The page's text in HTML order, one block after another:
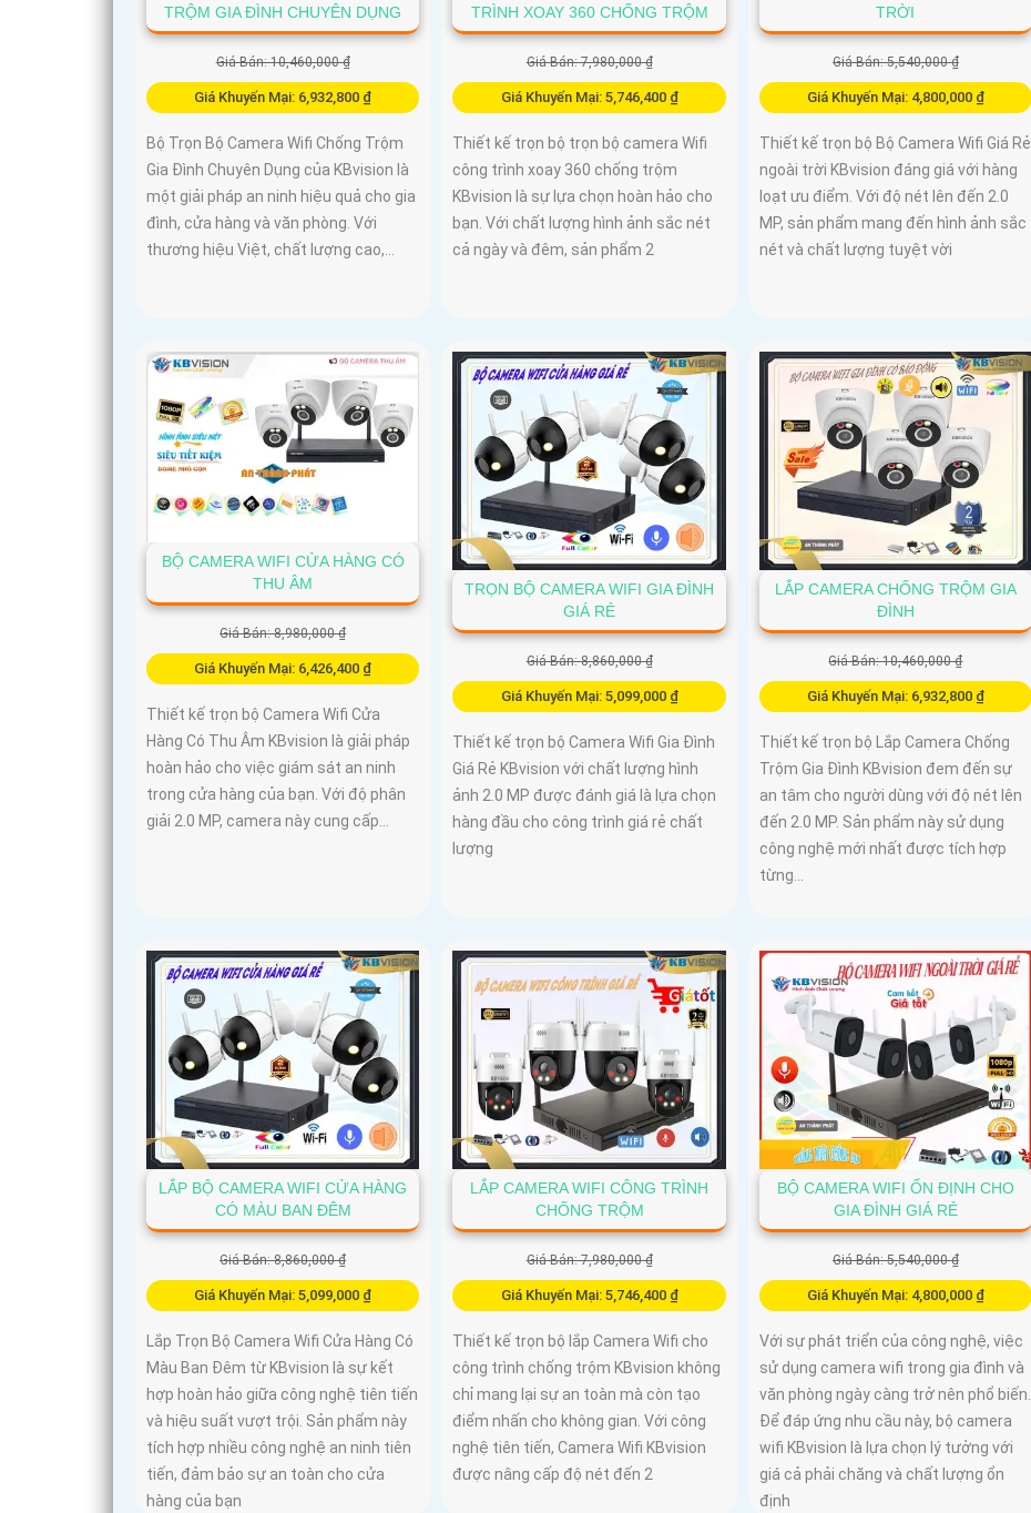
TRỘM GIA ĐÌNH CHUYÊN DỤNG
Giá Bán: 10,460,000 ₫
Giá Khuyến Mại: 6,932,800 ₫
Bộ Trọn Bộ Camera Wifi Chống Trộm
Gia Đình Chuyên Dụng của KBvision là
một giải pháp an ninh hiệu quả cho gia
đình, cửa hàng và văn phòng. Với
thương hiệu Việt, chất lượng cao,...
TRÌNH XOAY 360 CHỐNG TRỘM
Giá Bán: 7,980,000 ₫
Giá Khuyến Mại: 5,746,400 ₫
Thiết kế trọn bộ trọn bộ camera Wifi
công trình xoay 360 chống trộm
KBvision là sự lựa chọn hoàn hảo cho
bạn. Với chất lượng hình ảnh sắc nét
cả ngày và đêm, sản phẩm 2
TRỜI
Giá Bán: 5,540,000 ₫
Giá Khuyến Mại: 4,800,000 ₫
Thiết kế trọn bộ Bộ Camera Wifi Giá Rẻ
ngoài trời KBvision đáng giá với hàng
loạt ưu điểm. Với độ nét lên đến 2.0
MP, sản phẩm mang đến hình ảnh sắc
nét và chất lượng tuyệt vời
BỘ CAMERA WIFI CỬA HÀNG CÓ
THU ÂM
Giá Bán: 8,980,000 ₫
Giá Khuyến Mại: 6,426,400 ₫
Thiết kế trọn bộ Camera Wifi Cửa
Hàng Có Thu Âm KBvision là giải pháp
hoàn hảo cho việc giám sát an ninh
trong cửa hàng của bạn. Với độ phân
giải 2.0 MP, camera này cung cấp...
TRỌN BỘ CAMERA WIFI GIA ĐÌNH
GIÁ RẺ
Giá Bán: 8,860,000 ₫
Giá Khuyến Mại: 5,099,000 ₫
Thiết kế trọn bộ Camera Wifi Gia Đình
Giá Rẻ KBvision với chất lượng hình
ảnh 2.0 MP được đánh giá là lựa chọn
hàng đầu cho công trình giá rẻ chất
lượng
LẮP CAMERA CHỐNG TRỘM GIA
ĐÌNH
Giá Bán: 10,460,000 ₫
Giá Khuyến Mại: 6,932,800 ₫
Thiết kế trọn bộ Lắp Camera Chống
Trộm Gia Đình KBvision đem đến sự
an tâm cho người dùng với độ nét lên
đến 2.0 MP. Sản phẩm này sử dụng
công nghệ mới nhất được tích hợp
từng...
LẮP BỘ CAMERA WIFI CỬA HÀNG
CÓ MÀU BAN ĐÊM
Giá Bán: 8,860,000 ₫
Giá Khuyến Mại: 5,099,000 ₫
Lắp Trọn Bộ Camera Wifi Cửa Hàng Có
Màu Ban Đêm từ KBvision là sự kết
hợp hoàn hảo giữa công nghệ tiên tiến
và hiệu suất vượt trội. Sản phẩm này
tích hợp nhiều công nghệ an ninh tiên
tiến, đảm bảo sự an toàn cho cửa
hàng của bạn
LẮP CAMERA WIFI CÔNG TRÌNH
CHỐNG TRỘM
Giá Bán: 7,980,000 ₫
Giá Khuyến Mại: 5,746,400 ₫
Thiết kế trọn bộ lắp Camera Wifi cho
công trình chống trộm KBvision không
chỉ mang lại sự an toàn mà còn tạo
điểm nhấn cho không gian. Với công
nghệ tiên tiến, Camera Wifi KBvision
được nâng cấp độ nét đến 2
BỘ CAMERA WIFI ỔN ĐỊNH CHO
GIA ĐÌNH GIÁ RẺ
Giá Bán: 5,540,000 ₫
Giá Khuyến Mại: 4,800,000 ₫
Với sự phát triển của công nghệ, việc
sử dụng camera wifi trong gia đình và
văn phòng ngày càng trở nên phổ biến.
Để đáp ứng nhu cầu này, bộ camera
wifi KBvision là lựa chọn lý tưởng với
giá cả phải chăng và chất lượng ổn
định